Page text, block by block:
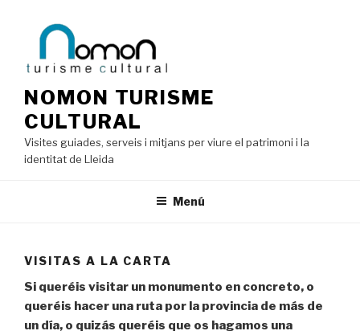
NOMON TURISME
CULTURAL
Visites guiades, serveis i mitjans per viure el patrimoni i la
identitat de Lleida
Menú
VISITAS A LA CARTA
Si queréis visitar un monumento en concreto, o
queréis hacer una ruta por la provincia de más de
un día, o quizás queréis que os hagamos una